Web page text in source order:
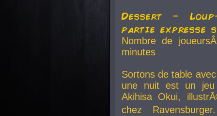
Dessert -
partie expresse
Nombre de
minutes
Sortons de table
une nuit est un
Akihisa Okui,
chez